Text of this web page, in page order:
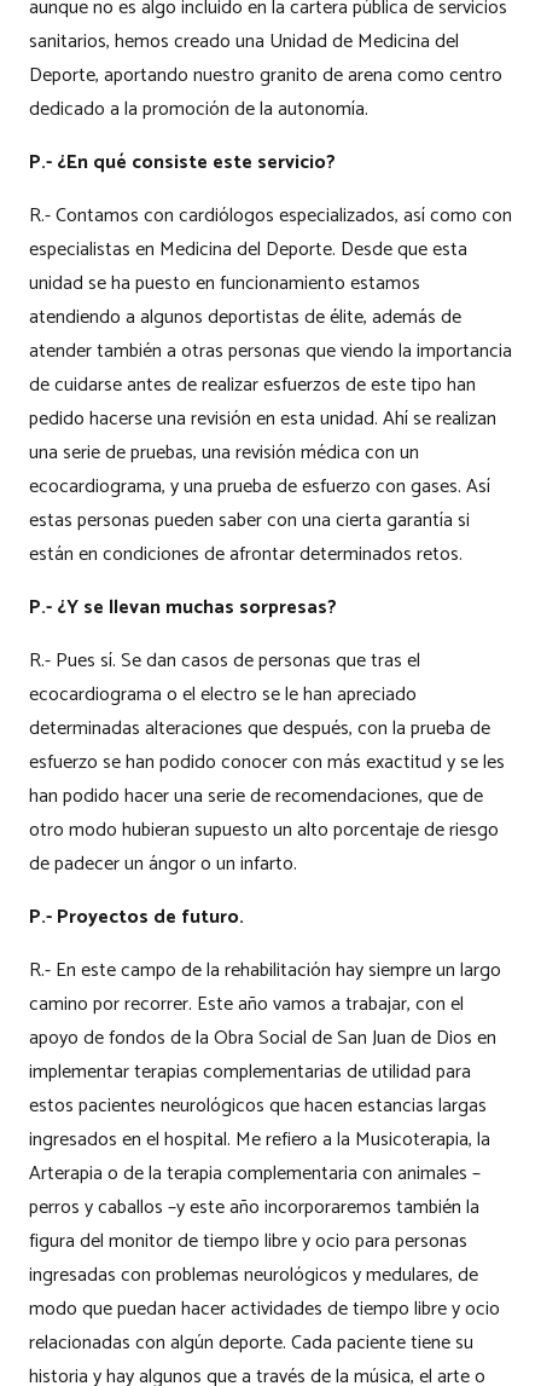
aunque no es algo incluido en la cartera pública de servicios
sanitarios, hemos creado una Unidad de Medicina del
Deporte, aportando nuestro granito de arena como centro
dedicado a la promoción de la autonomía.
P.- ¿En qué consiste este servicio?
R.- Contamos con cardiólogos especializados, así como con
especialistas en Medicina del Deporte. Desde que esta
unidad se ha puesto en funcionamiento estamos
atendiendo a algunos deportistas de élite, además de
atender también a otras personas que viendo la importancia
de cuidarse antes de realizar esfuerzos de este tipo han
pedido hacerse una revisión en esta unidad. Ahí se realizan
una serie de pruebas, una revisión médica con un
ecocardiograma, y una prueba de esfuerzo con gases. Así
estas personas pueden saber con una cierta garantía si
están en condiciones de afrontar determinados retos.
P.- ¿Y se llevan muchas sorpresas?
R.- Pues sí. Se dan casos de personas que tras el
ecocardiograma o el electro se le han apreciado
determinadas alteraciones que después, con la prueba de
esfuerzo se han podido conocer con más exactitud y se les
han podido hacer una serie de recomendaciones, que de
otro modo hubieran supuesto un alto porcentaje de riesgo
de padecer un ángor o un infarto.
P.- Proyectos de futuro.
R.- En este campo de la rehabilitación hay siempre un largo
camino por recorrer. Este año vamos a trabajar, con el
apoyo de fondos de la Obra Social de San Juan de Dios en
implementar terapias complementarias de utilidad para
estos pacientes neurológicos que hacen estancias largas
ingresados en el hospital. Me refiero a la Musicoterapia, la
Arterapia o de la terapia complementaria con animales –
perros y caballos –y este año incorporaremos también la
figura del monitor de tiempo libre y ocio para personas
ingresadas con problemas neurológicos y medulares, de
modo que puedan hacer actividades de tiempo libre y ocio
relacionadas con algún deporte. Cada paciente tiene su
historia y hay algunos que a través de la música, el arte o